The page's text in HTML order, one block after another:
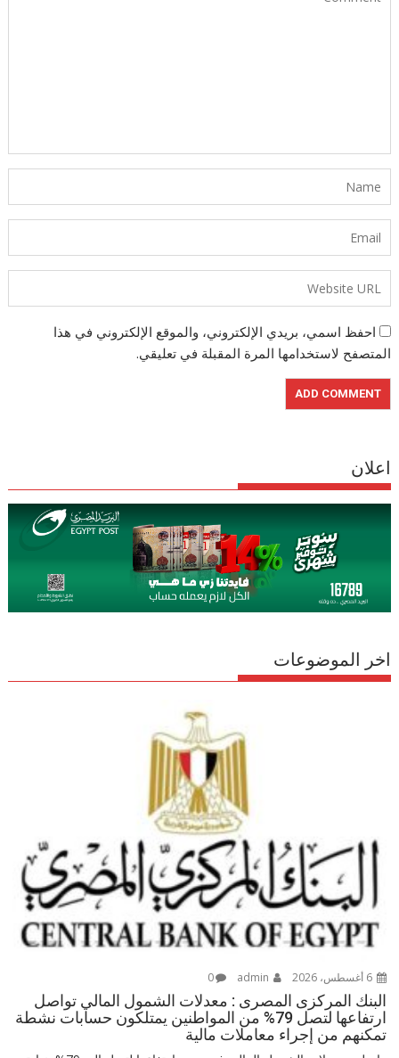
احفظ اسمي، بريدي الإلكتروني، والموقع الإلكتروني في هذا
المتصفح لاستخدامها المرة المقبلة في تعليقي.
اعلان
اخر الموضوعات
6 أغسطس، 2026 0
البنك المركزى المصرى : معدلات الشمول المالي تواصل
ارتفاعها لتصل 79% من المواطنين يمتلكون حسابات نشطة
تمكنهم من إجراء معاملات مالية